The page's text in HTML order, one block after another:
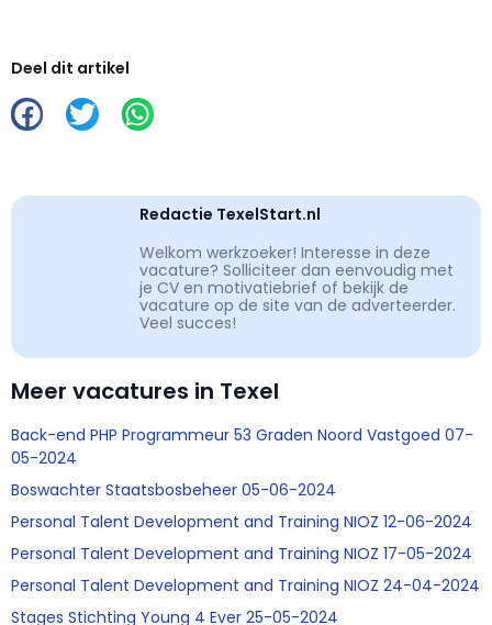
Deel dit artikel
Redactie TexelStart.nl
Welkom werkzoeker! Interesse in deze
vacature? Solliciteer dan eenvoudig met
je CV en motivatiebrief of bekijk de
vacature op de site van de adverteerder.
Veel succes!
Meer vacatures in Texel
Back-end PHP Programmeur 53 Graden Noord Vastgoed 07-
05-2024
Boswachter Staatsbosbeheer 05-06-2024
Personal Talent Development and Training NIOZ 12-06-2024
Personal Talent Development and Training NIOZ 17-05-2024
Personal Talent Development and Training NIOZ 24-04-2024
Stages Stichting Young 4 Ever 25-05-2024